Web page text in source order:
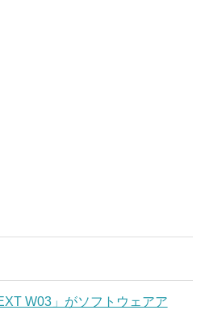
W03」がソフトウェアア